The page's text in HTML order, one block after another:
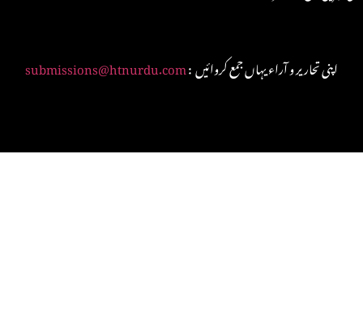
submissions@htnurdu.com : اپنی تحاریر و آراء یہاں جمع کروائیں